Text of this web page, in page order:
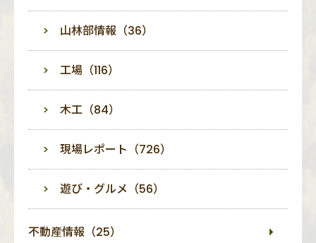
山林部情報（36）
工場（116）
木工（84）
現場レポート（726）
遊び・グルメ（56）
不動産情報（25）